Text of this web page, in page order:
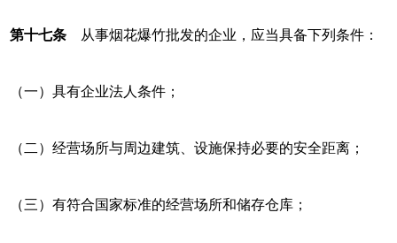
第十七条 从事烟花爆竹批发的企业，应当具备下列条件：
（一）具有企业法人条件；
（二）经营场所与周边建筑、设施保持必要的安全距离；
（三）有符合国家标准的经营场所和储存仓库；